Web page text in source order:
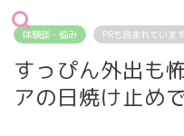
体験談・悩み PRも含まれています
すっぴん外出も
アの日焼け止め